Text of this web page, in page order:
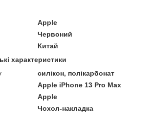
Apple
Червоний
Китай
характеристики
силікон, полікарбонат
Apple iPhone 13 Pro Max
Apple
Чохол-накладка